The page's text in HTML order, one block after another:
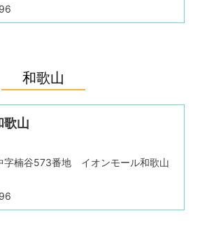
和歌山
歌山
字楠谷573番地 イオンモール和歌山